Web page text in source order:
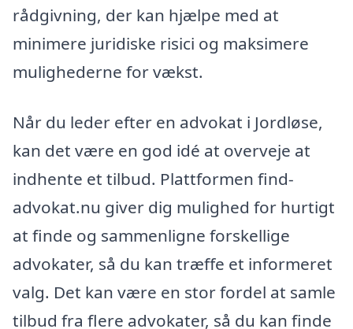
rådgivning, der kan hjælpe med at
minimere juridiske risici og maksimere
mulighederne for vækst.
Når du leder efter en advokat i Jordløse,
kan det være en god idé at overveje at
indhente et tilbud. Plattformen find-
advokat.nu giver dig mulighed for hurtigt
at finde og sammenligne forskellige
advokater, så du kan træffe et informeret
valg. Det kan være en stor fordel at samle
tilbud fra flere advokater, så du kan finde